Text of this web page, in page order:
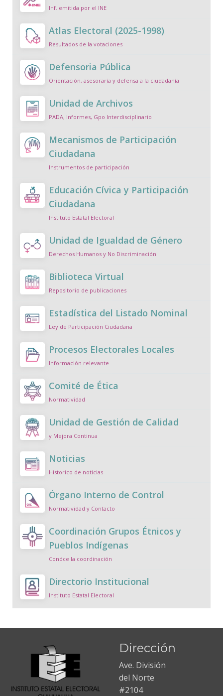
Inf. emitida por el INE
Atlas Electoral (2025-1998)
Resultados de la votaciones
Defensoria Pública
Orientación, asesoraría y defensa a la ciudadanía
Unidad de Archivos
PADA, Informes, Gpo Interdisciplinario
Mecanismos de Participación
Ciudadana
Instrumentos de participación
Educación Cívica y Participación
Ciudadana
Instituto Estatal Electoral
Unidad de Igualdad de Género
Derechos Humanos y No Discriminación
Biblioteca Virtual
Repositorio de publicaciones
Estadística del Listado Nominal
Ley de Participación Ciudadana
Procesos Electorales Locales
Información relevante
Comité de Ética
Normatividad
Unidad de Gestión de Calidad
y Mejora Continua
Noticias
Historico de noticias
Órgano Interno de Control
Normatividad y Contacto
Coordinación Grupos Étnicos y
Pueblos Indígenas
Conóce la coordinación
Directorio Institucional
Instituto Estatal Electoral
Dirección
Ave. División
del Norte
#2104